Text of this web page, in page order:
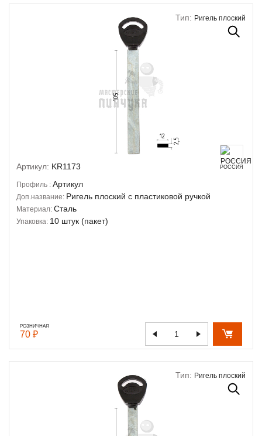
Тип: Ригель плоский
Артикул: KR1173 РОССИЯ
Профиль : Артикул
Доп.название: Ригель плоский с пластиковой ручкой
Материал: Сталь
Упаковка: 10 штук (пакет)
РОЗНИЧНАЯ
70 ₽
Тип: Ригель плоский